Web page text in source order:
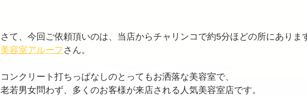
さて、今回ご依頼頂いのは、当店からチャリンコで約5分ほどの所にありま
美容室アルーフ さん。
コンクリート打ちっぱなしのとってもお洒落な美容室で、
老若男女問わず、多くのお客様が来店される人気美容室店です。